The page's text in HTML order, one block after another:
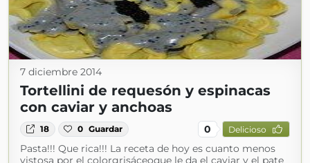
7 diciembre 2014
Tortellini de requesón y espinacas
con caviar y anchoas
18 0 Guardar 0 Delicioso
Pasta!!! Que rica!!! La receta de hoy es cuanto menos
vistosa por el colorgrisáceoque le da el caviar y el pate